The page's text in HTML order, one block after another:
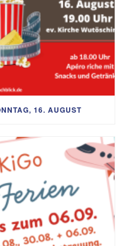
16. AUGUST